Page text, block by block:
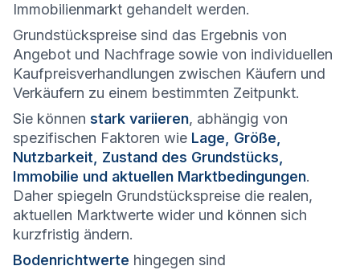
Immobilienmarkt gehandelt werden.
Grundstückspreise sind das Ergebnis von
Angebot und Nachfrage sowie von individuellen
Kaufpreisverhandlungen zwischen Käufern und
Verkäufern zu einem bestimmten Zeitpunkt.
Sie können stark variieren, abhängig von
spezifischen Faktoren wie Lage, Größe,
Nutzbarkeit, Zustand des Grundstücks,
Immobilie und aktuellen Marktbedingungen.
Daher spiegeln Grundstückspreise die realen,
aktuellen Marktwerte wider und können sich
kurzfristig ändern.
Bodenrichtwerte hingegen sind